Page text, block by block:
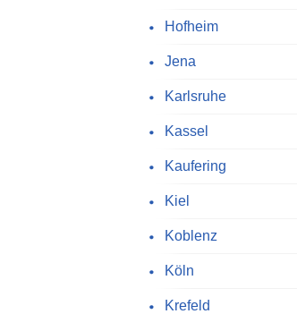
Hofheim
Jena
Karlsruhe
Kassel
Kaufering
Kiel
Koblenz
Köln
Krefeld